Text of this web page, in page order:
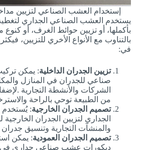
إستخدام العشب الصناعي لتزيين
يستخدم العشب الصناعي الجداري
بأكملها، أو تزيين حوائط الغرف، أو كنوع
بالتناوب مع الأنواع الأخري للتزيين،
في:
تزيين الجدران الداخلية: يمكن
صناعي للجدران في المنازل
الشركات والأنشطة التجارية
من الطبيعة توحي بالراحة
تصميم الجدران الخارجية:
الجداري لتزيين الجدران الخارجية
والمنشآت التجارية وتنسيق جدران
تصميم الجدران العمودية: يمكن
ديكورات عشب صناعي جداري في